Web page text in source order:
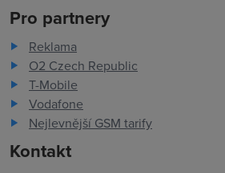
Pro partnery
Reklama
O2 Czech Republic
T-Mobile
Vodafone
Nejlevnější GSM tarify
Kontakt